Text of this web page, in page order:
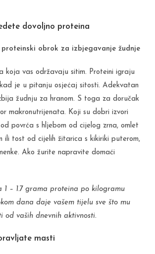
dovoljno proteina
proteinski obrok za izbjegavanje žudnje
koja vas održavaju sitim. Proteini igraju
je u pitanju osjećaj sitosti. Adekvatan
žudnju za hranom. S toga za doručak
makronutrijenata. Koji su dobri izvori
povrća s hljebom od cijelog zrna, omlet
ili tost od cijelih žitarica s kikiriki puterom,
Ako žurite napravite domaći
1 – 1.7 grama proteina po kilogramu
dana daje vašem tijelu sve što mu
od vaših dnevnih aktivnosti.
masti